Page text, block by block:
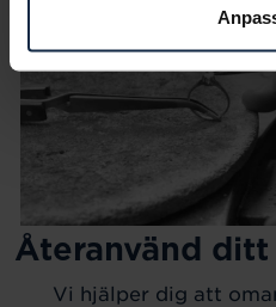
Återanvänd
Vi hjälper dig att